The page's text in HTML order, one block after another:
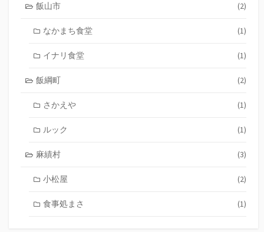
飯山市 (2)
なかまち食堂 (1)
イナリ食堂 (1)
飯綱町 (2)
さかえや (1)
ルック (1)
麻績村 (3)
小松屋 (2)
食事処まさ (1)